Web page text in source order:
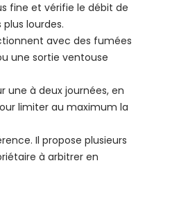
fine et vérifie le débit de
lourdes.
avec des fumées
une sortie ventouse
une à deux journées, en
limiter au maximum la
Il propose plusieurs
à arbitrer en